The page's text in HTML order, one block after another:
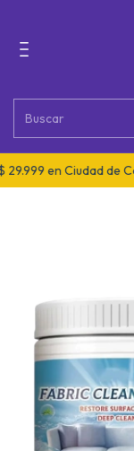
en Ciudad de